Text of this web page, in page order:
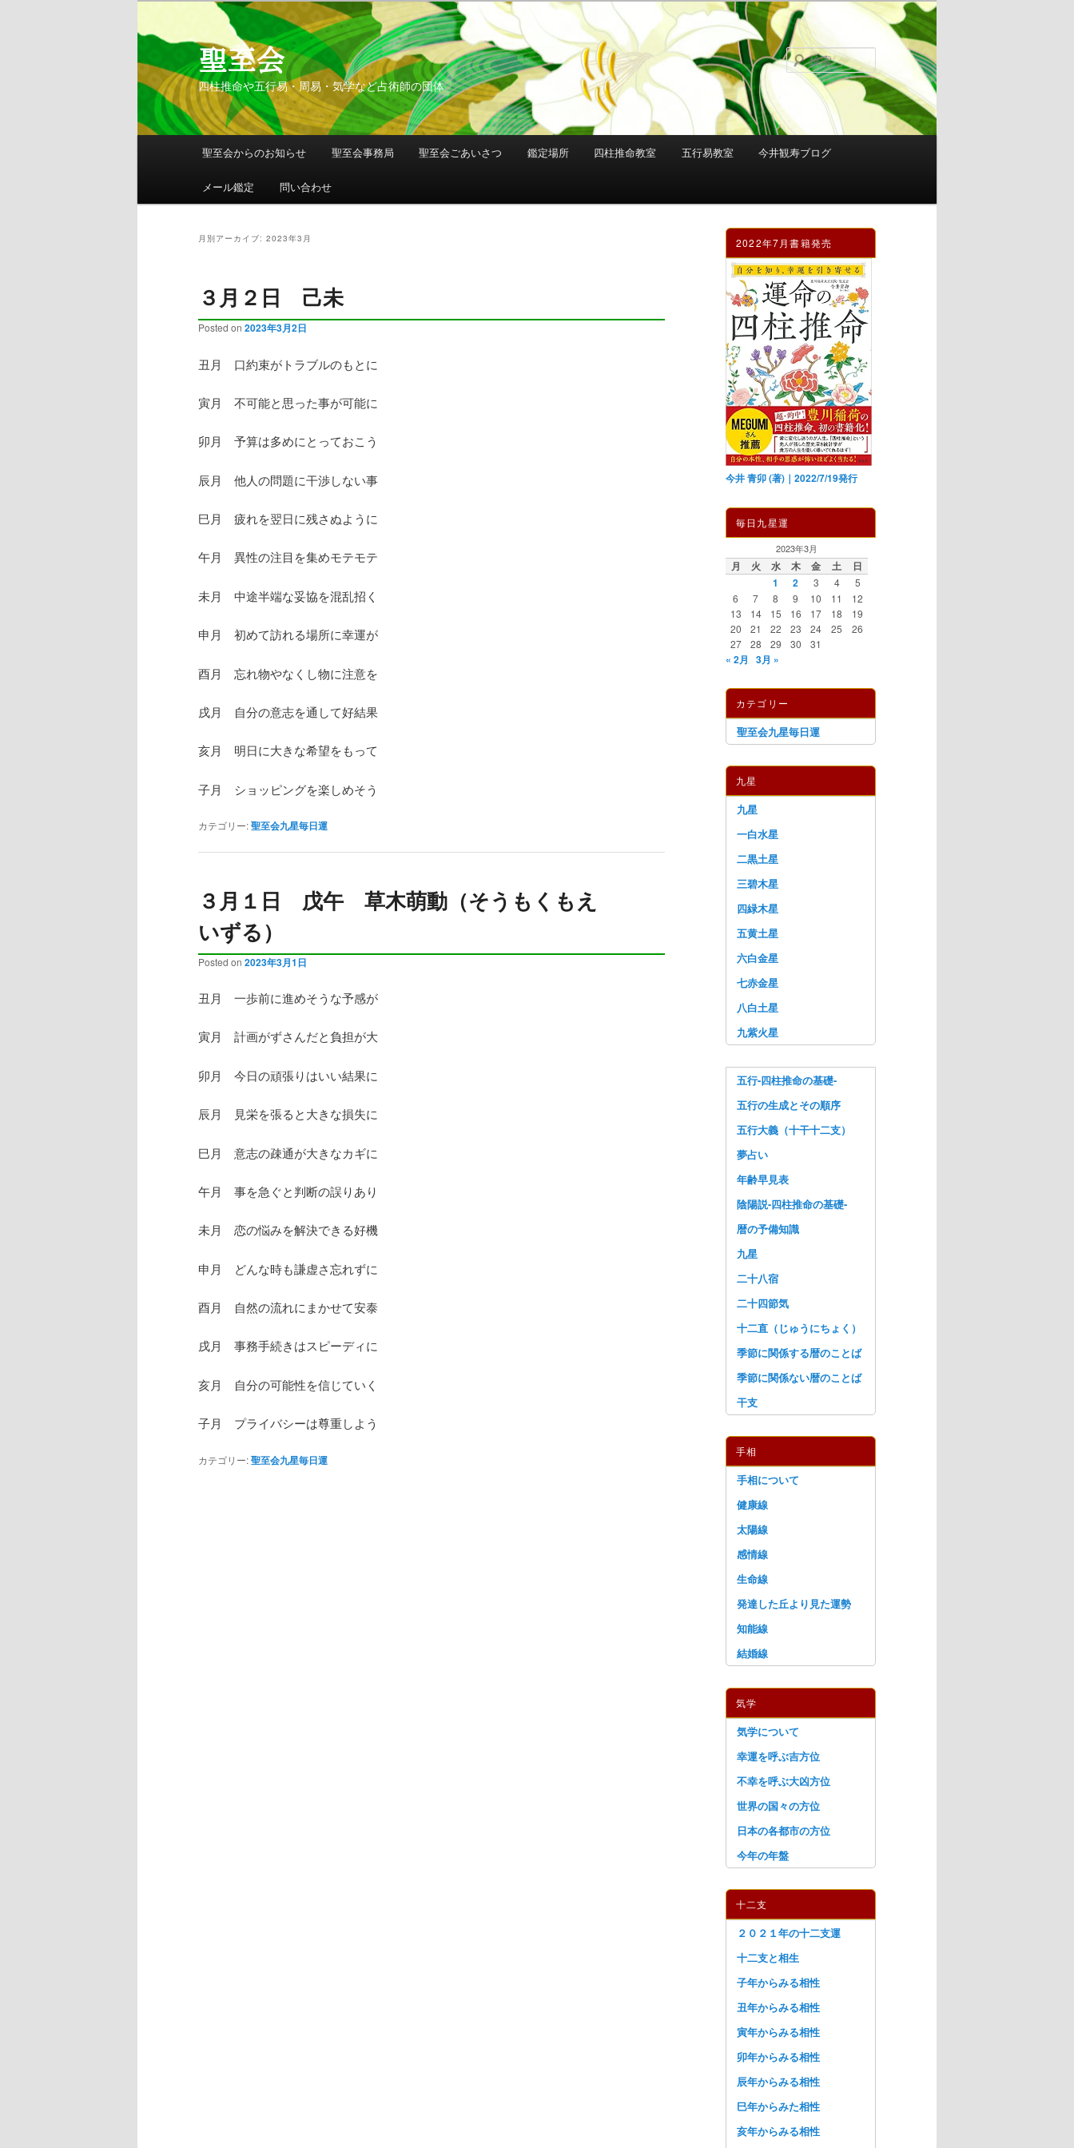
聖至会
四柱推命や五行易・周易・気学など占術師の団体
索
メインメニュー
メインコンテンツへ移動
サブコンテンツへ移動
聖至会からのお知らせ 聖至会事務局 聖至会ごあいさつ 鑑定場所 四柱推命教室 五行易教室 今井観寿ブログ
メール鑑定 問い合わせ
月別アーカイブ: 2023年3月
３月２日 己未
Posted on 2023年3月2日
丑月 口約束がトラブルのもとに
寅月 不可能と思った事が可能に
卯月 予算は多めにとっておこう
辰月 他人の問題に干渉しない事
巳月 疲れを翌日に残さぬように
午月 異性の注目を集めモテモテ
未月 中途半端な妥協を混乱招く
申月 初めて訪れる場所に幸運が
酉月 忘れ物やなくし物に注意を
戌月 自分の意志を通して好結果
亥月 明日に大きな希望をもって
子月 ショッピングを楽しめそう
カテゴリー:聖至会九星毎日運
３月１日 戊午 草木萌動（そうもくもえ
いずる）
Posted on 2023年3月1日
丑月 一歩前に進めそうな予感が
寅月 計画がずさんだと負担が大
卯月 今日の頑張りはいい結果に
辰月 見栄を張ると大きな損失に
巳月 意志の疎通が大きなカギに
午月 事を急ぐと判断の誤りあり
未月 恋の悩みを解決できる好機
申月 どんな時も謙虚さ忘れずに
酉月 自然の流れにまかせて安泰
戌月 事務手続きはスピーディに
亥月 自分の可能性を信じていく
子月 プライバシーは尊重しよう
カテゴリー:聖至会九星毎日運
2022年7月書籍発売
今井 青卯 (著)｜2022/7/19発行
毎日九星運
2023年3月
月 火 水 木 金 土
日
1
2 3 4
5
6
7 8 9 10 11
12
13
14 15 16 17 18
19
20
21 22 23 24 25
26
27
28 29 30 31
« 2月 3月 »
カテゴリー
聖至会九星毎日運
九星
九星
一白水星
二黒土星
三碧木星
四緑木星
五黄土星
六白金星
七赤金星
八白土星
九紫火星
五行-四柱推命の基礎-
五行の生成とその順序
五行大義（十干十二支）
夢占い
年齢早見表
陰陽説-四柱推命の基礎-
暦の予備知識
九星
二十八宿
二十四節気
十二直（じゅうにちょく）
季節に関係する暦のことば
季節に関係ない暦のことば
干支
手相
手相について
健康線
太陽線
感情線
生命線
発達した丘より見た運勢
知能線
結婚線
気学
気学について
幸運を呼ぶ吉方位
不幸を呼ぶ大凶方位
世界の国々の方位
日本の各都市の方位
今年の年盤
十二支
２０２１年の十二支運
十二支と相生
子年からみる相性
丑年からみる相性
寅年からみる相性
卯年からみる相性
辰年からみる相性
巳年からみた相性
亥年からみる相性